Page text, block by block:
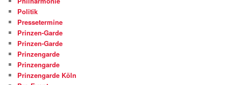
Politik
Pressetermine
Prinzen-Garde
Prinzen-Garde
Prinzengarde
Prinzengarde
Prinzengarde Köln